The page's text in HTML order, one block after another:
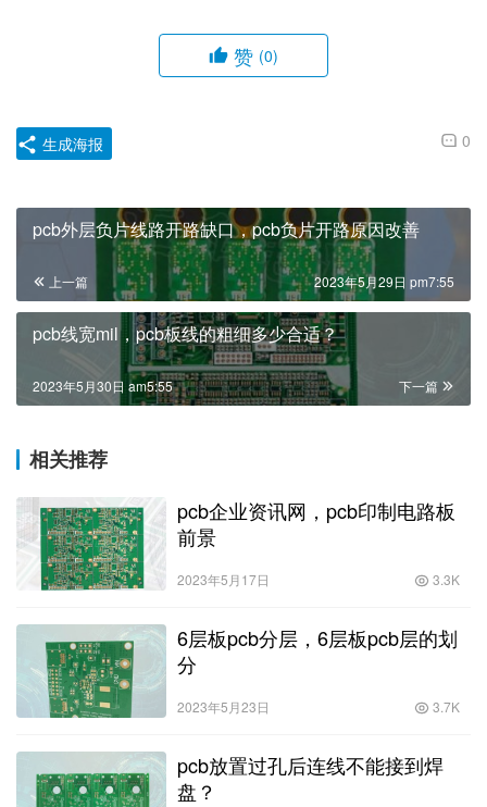
赞 (0)
0
生成海报
pcb外层负片线路开路缺口，pcb负片开路原因改善
上一篇 2023年5月29日 pm7:55
pcb线宽mil，pcb板线的粗细多少合适？
下一篇
2023年5月30日 am5:55
相关推荐
pcb企业资讯网，pcb印制电路板
前景
2023年5月17日 3.3K
6层板pcb分层，6层板pcb层的划
分
2023年5月23日 3.7K
pcb放置过孔后连线不能接到焊
盘？